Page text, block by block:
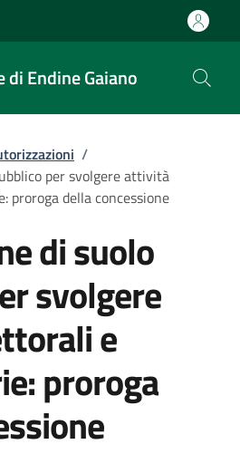
di Endine Gaiano
/
per svolgere attività
proroga della concessione
di suolo
svolgere
e
proroga